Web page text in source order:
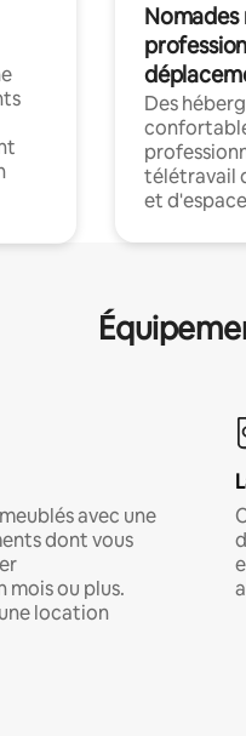
Nomades
Des
télétravail
et
avec une
dont vous
ou plus.
location